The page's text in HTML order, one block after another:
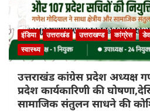
इंडिया उत्तराखंड उत्तराखण्ड कांग्रेस
स्वास्थ्य
उत्तराखंड कांग्रेस प्रदेश अध्यक्ष
प्रदेश कार्यकारिणी की
सामाजिक संतुलन साधने की